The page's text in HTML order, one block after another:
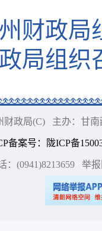
财政局
局组织
财政局(C) 主办：甘
备案号 ： 陇ICP备
：(0941)8213659 举报